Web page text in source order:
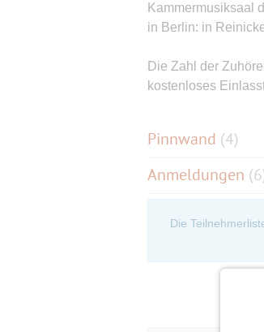
Kammermusiksaal
in Berlin: in
Die Zahl der
kostenloses
Pinnwand (4)
Anmeldungen
Die